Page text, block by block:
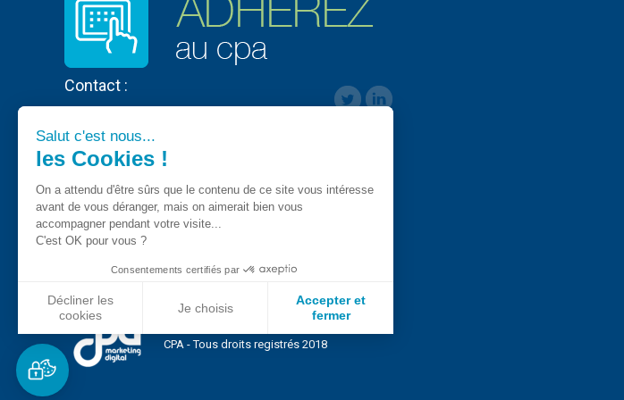
Contact :
CPA - Tous droits registrés 2018
Salut c'est nous...
les Cookies !
On a attendu d'être sûrs que le contenu de ce site vous intéresse
avant de vous déranger, mais on aimerait bien vous
accompagner pendant votre visite...
C'est OK pour vous ?
Consentements certifiés par
Décliner les
cookies
Je choisis
Accepter et
fermer
Axeptio consent
Plateforme de Gestion du Consentement : Personnalisez vos Options
Notre plateforme vous permet d'adapter et de gérer vos paramètres de confidentialité, en